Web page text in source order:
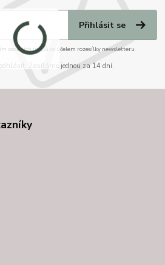
Přihlásit se
osobních údajůza účelem rozesílky newsletteru.
Zasíláme jednou za 14 dní.